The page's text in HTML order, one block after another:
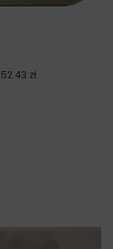
52.43 zł.